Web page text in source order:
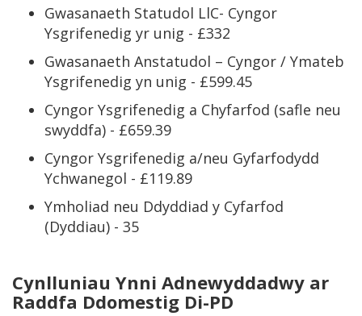
Gwasanaeth Statudol LlC- Cyngor
Ysgrifenedig yr unig - £332
Gwasanaeth Anstatudol – Cyngor / Ymateb
Ysgrifenedig yn unig - £599.45
Cyngor Ysgrifenedig a Chyfarfod (safle neu
swyddfa) - £659.39
Cyngor Ysgrifenedig a/neu Gyfarfodydd
Ychwanegol - £119.89
Ymholiad neu Ddyddiad y Cyfarfod
(Dyddiau) - 35
Cynlluniau Ynni Adnewyddadwy ar
Raddfa Ddomestig Di-PD